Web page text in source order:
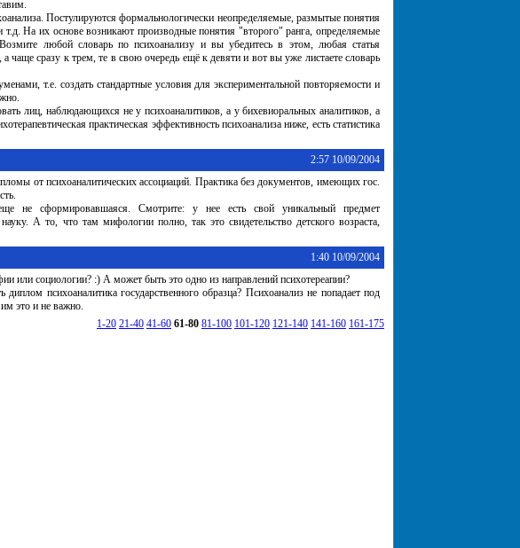
Постулируются формальнологически неопределяемые, размытые понятия
т.д. На их основе возникают производные понятия "второго" ранга, определяемые
любой словарь по психоанализу и вы убедитесь в этом, любая статья
сразу к трем, те в свою очередь ещё к девяти и вот вы уже листаете словарь
т.е. создать стандартные условия для экспериментальной повторяемости и
лиц, наблюдающихся не у психоаналитиков, а у бихевиоральных аналитиков, а
практическая эффективность психоанализа ниже, есть статистика
2:57 10/09/2004
от психоаналитических ассоциаций. Практика без документов, имеющих гос.
не сформировавшаяся. Смотрите: у нее есть свой уникальный предмет
А то, что там мифологии полно, так это свидетельство детского возраста,
1:40 10/09/2004
или социологии? :) А может быть это одно из направлений психотереапии?
психоаналитика государственного образца? Психоанализ не попадает под
это и не важно.
1-20 21-40 41-60 61-80 81-100 101-120 121-140 141-160 161-175